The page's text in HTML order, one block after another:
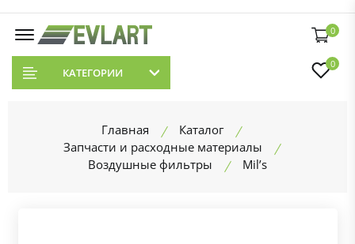
0
КАТЕГОРИИ
0
Главная
Каталог
Запчасти и расходные материалы
Воздушные фильтры
Mil’s